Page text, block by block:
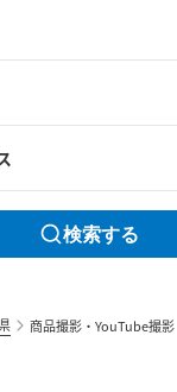
検索する
商品撮影・YouTube撮影